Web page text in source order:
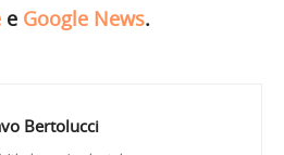
e Google News.
Bertolucci